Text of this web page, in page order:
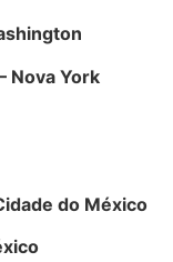
Nova York
do México